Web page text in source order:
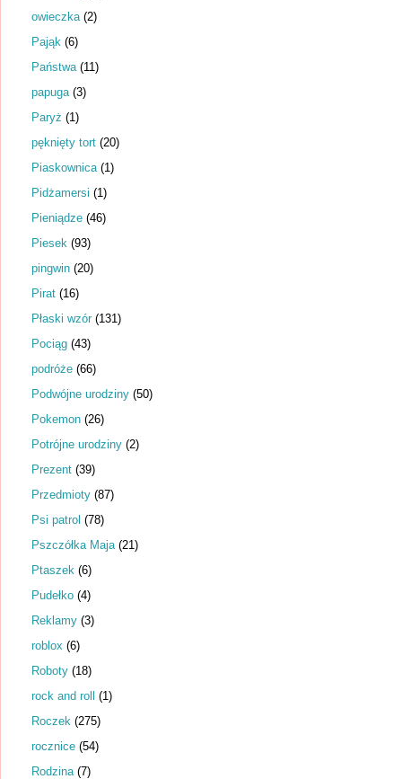
owieczka (2)
Pająk (6)
Państwa (11)
papuga (3)
Paryż (1)
pęknięty tort (20)
Piaskownica (1)
Pidżamersi (1)
Pieniądze (46)
Piesek (93)
pingwin (20)
Pirat (16)
Płaski wzór (131)
Pociąg (43)
podróże (66)
Podwójne urodziny (50)
Pokemon (26)
Potrójne urodziny (2)
Prezent (39)
Przedmioty (87)
Psi patrol (78)
Pszczółka Maja (21)
Ptaszek (6)
Pudełko (4)
Reklamy (3)
roblox (6)
Roboty (18)
rock and roll (1)
Roczek (275)
rocznice (54)
Rodzina (7)